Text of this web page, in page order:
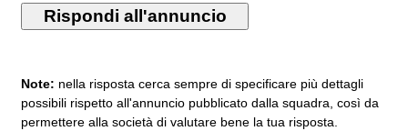
Note: nella risposta cerca sempre di specificare più dettagli
possibili rispetto all'annuncio pubblicato dalla squadra, così da
permettere alla società di valutare bene la tua risposta.